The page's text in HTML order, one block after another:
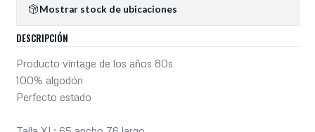
Mostrar stock de ubicaciones
DESCRIPCIÓN
Producto vintage de los años 80s
100% algodón
Perfecto estado